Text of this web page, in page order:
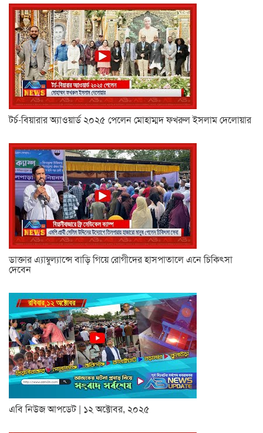
টর্চ-বিয়ারার অ্যাওয়ার্ড ২০২৫ পেলেন মোহাম্মদ ফখরুল ইসলাম দেলোয়ার
ডাক্তার এ্যাম্বুল্যান্সে বাড়ি গিয়ে রোগীদের হাসপাতালে এনে চিকিৎসা
দেবেন
এবি নিউজ আপডেট | ১২ অক্টোবর, ২০২৫